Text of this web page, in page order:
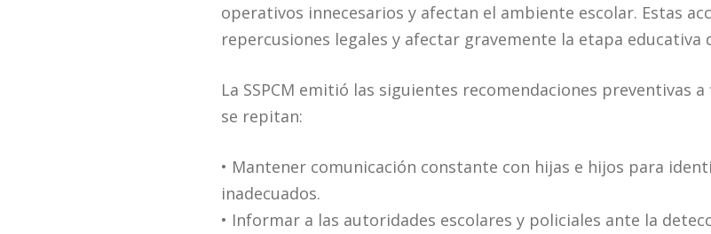
operativos innecesarios y afectan el ambiente escolar. Estas
repercusiones legales y afectar gravemente la etapa educativa
La SSPCM emitió las siguientes recomendaciones preventivas
se repitan:
• Mantener comunicación constante con hijas e hijos para
inadecuados.
• Informar a las autoridades escolares y policiales ante la